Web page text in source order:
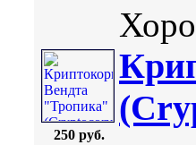
250 руб.